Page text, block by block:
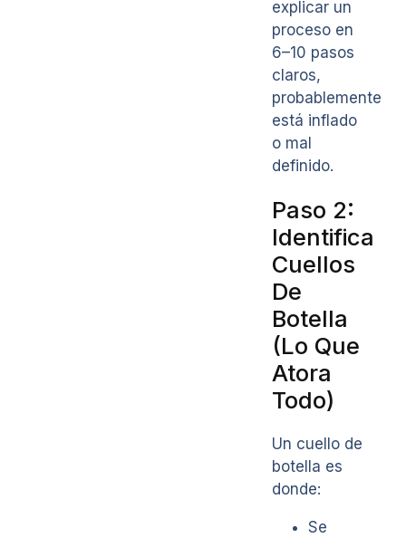
explicar un
proceso en
6–10 pasos
claros,
probablemente
está inflado
o mal
definido.
Paso 2:
Identifica
Cuellos
De
Botella
(Lo Que
Atora
Todo)
Un cuello de
botella es
donde:
Se